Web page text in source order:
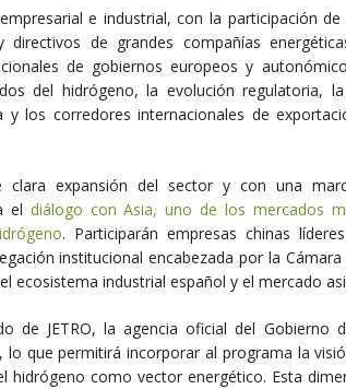
e industrial, con la participación
de grandes compañías
de gobiernos europeos y
del hidrógeno, la evolución regulatoria,
los corredores internacionales de
expansión del sector y con una
el diálogo con Asia, uno de los mercados
. Participarán empresas chinas
institucional encabezada por la
ecosistema industrial español y el mercado
de JETRO, la agencia oficial del Gobierno
que permitirá incorporar al programa la
hidrógeno como vector energético. Esta